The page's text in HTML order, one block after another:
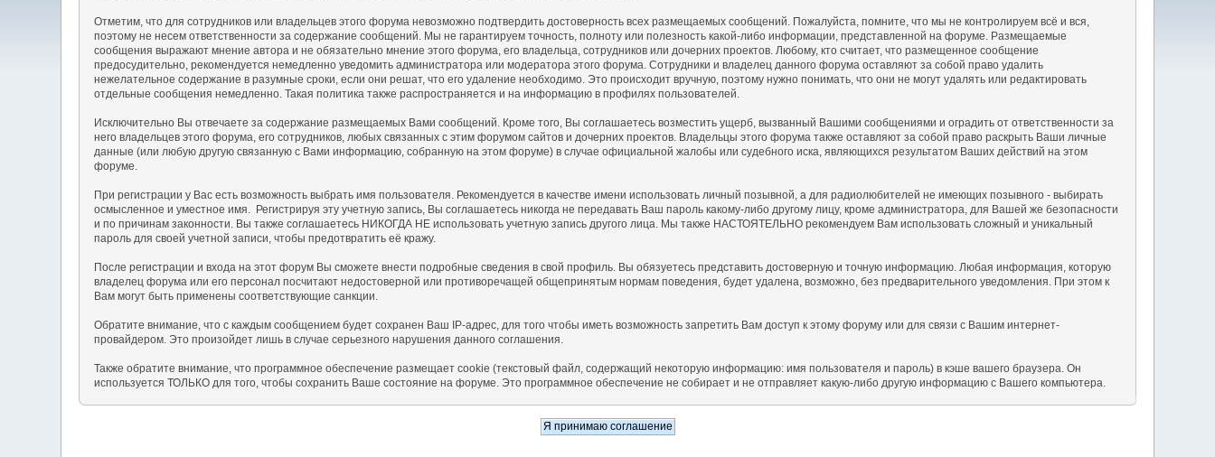
Отметим, что для сотрудников или владельцев этого форума невозможно подтвердить достоверность всех размещаемых сообщений. Пожалуйста, помните, что мы не контролируем всё и вся,
поэтому не несем ответственности за содержание сообщений. Мы не гарантируем точность, полноту или полезность какой-либо информации, представленной на форуме. Размещаемые
сообщения выражают мнение автора и не обязательно мнение этого форума, его владельца, сотрудников или дочерних проектов. Любому, кто считает, что размещенное сообщение
предосудительно, рекомендуется немедленно уведомить администратора или модератора этого форума. Сотрудники и владелец данного форума оставляют за собой право удалить
нежелательное содержание в разумные сроки, если они решат, что его удаление необходимо. Это происходит вручную, поэтому нужно понимать, что они не могут удалять или редактировать
отдельные сообщения немедленно. Такая политика также распространяется и на информацию в профилях пользователей.
Исключительно Вы отвечаете за содержание размещаемых Вами сообщений. Кроме того, Вы соглашаетесь возместить ущерб, вызванный Вашими сообщениями и оградить от ответственности за
него владельцев этого форума, его сотрудников, любых связанных с этим форумом сайтов и дочерних проектов. Владельцы этого форума также оставляют за собой право раскрыть Ваши личные
данные (или любую другую связанную с Вами информацию, собранную на этом форуме) в случае официальной жалобы или судебного иска, являющихся результатом Ваших действий на этом
форуме.
При регистрации у Вас есть возможность выбрать имя пользователя. Рекомендуется в качестве имени использовать личный позывной, а для радиолюбителей не имеющих позывного - выбирать
осмысленное и уместное имя. Регистрируя эту учетную запись, Вы соглашаетесь никогда не передавать Ваш пароль какому-либо другому лицу, кроме администратора, для Вашей же безопасности
и по причинам законности. Вы также соглашаетесь НИКОГДА НЕ использовать учетную запись другого лица. Мы также НАСТОЯТЕЛЬНО рекомендуем Вам использовать сложный и уникальный
пароль для своей учетной записи, чтобы предотвратить её кражу.
После регистрации и входа на этот форум Вы сможете внести подробные сведения в свой профиль. Вы обязуетесь представить достоверную и точную информацию. Любая информация, которую
владелец форума или его персонал посчитают недостоверной или противоречащей общепринятым нормам поведения, будет удалена, возможно, без предварительного уведомления. При этом к
Вам могут быть применены соответствующие санкции.
Обратите внимание, что с каждым сообщением будет сохранен Ваш IP-адрес, для того чтобы иметь возможность запретить Вам доступ к этому форуму или для связи с Вашим интернет-
провайдером. Это произойдет лишь в случае серьезного нарушения данного соглашения.
Также обратите внимание, что программное обеспечение размещает cookie (текстовый файл, содержащий некоторую информацию: имя пользователя и пароль) в кэше вашего браузера. Он
используется ТОЛЬКО для того, чтобы сохранить Ваше состояние на форуме. Это программное обеспечение не собирает и не отправляет какую-либо другую информацию с Вашего компьютера.